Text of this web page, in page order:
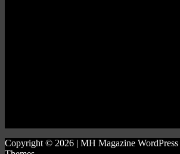
Copyright © 2026 | MH Magazine WordPress